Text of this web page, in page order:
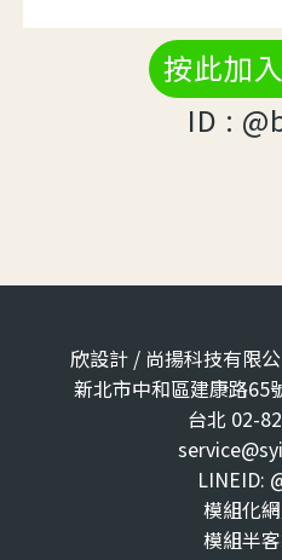
按此加
ID :
欣設計 / 尚揚科技有限
新北市中和區建康路65
台北 02-
LINEID:
模組化
模組半